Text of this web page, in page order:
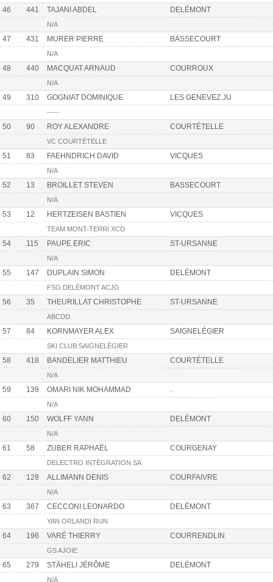
46 441 TAJANI ABDEL DELÉMONT
N/A
47 431 MURER PIERRE BASSECOURT
N/A
48 440 MACQUAT ARNAUD COURROUX
N/A
49 310 GOGNIAT DOMINIQUE LES GENEVEZ JU
-----
50 90 ROY ALEXANDRE COURTÉTELLE
VC COURTÉTELLE
51 83 FAEHNDRICH DAVID VICQUES
N/A
52 13 BROILLET STEVEN BASSECOURT
N/A
53 12 HERTZEISEN BASTIEN VICQUES
TEAM MONT-TERRI XCO
54 115 PAUPE ERIC ST-URSANNE
N/A
55 147 DUPLAIN SIMON DELÉMONT
FSG DELÉMONT ACJG
56 35 THEURILLAT CHRISTOPHE ST-URSANNE
ABCDD
57 84 KORNMAYER ALEX SAIGNELÉGIER
SKI CLUB SAIGNELÉGIER
58 418 BANDELIER MATTHIEU COURTÉTELLE
N/A
59 139 OMARI NIK MOHAMMAD .
N/A
60 150 WOLFF YANN DELÉMONT
N/A
61 58 ZUBER RAPHAËL COURGENAY
DELECTRO INTÉGRATION SA
62 128 ALLIMANN DENIS COURFAIVRE
N/A
63 367 CECCONI LEONARDO DELÉMONT
YAN ORLANDI RUN
64 196 VARÉ THIERRY COURRENDLIN
GS AJOIE
65 279 STÄHELI JÉRÔME DELÉMONT
N/A